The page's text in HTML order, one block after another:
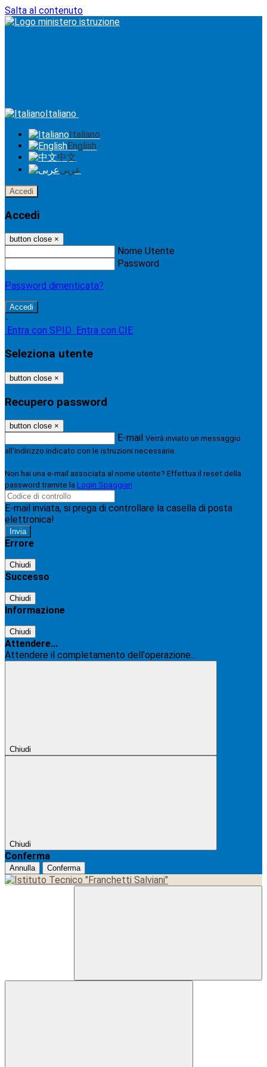
Salta al contenuto
Italiano
Italiano
English
中文
عربى
Accedi
Accedi
button close ×
Nome Utente
Password
Password dimenticata?
-
Entra con SPID
Entra con CIE
Seleziona utente
button close ×
Recupero password
button close ×
E-mail Verrà inviato un messaggio
all'indirizzo indicato con le istruzioni necessarie.
Non hai una e-mail associata al nome utente? Effettua il reset della
password tramite la Login Spaggiari
E-mail inviata, si prega di controllare la casella di posta
elettronica!
Errore
Chiudi
Successo
Chiudi
Informazione
Chiudi
Attendere...
Attendere il completamento dell'operazione...
Chiudi
Chiudi
Conferma
Annulla Conferma